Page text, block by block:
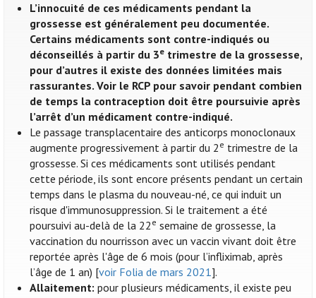
L’innocuité de ces médicaments pendant la
grossesse est généralement peu documentée.
Certains médicaments sont contre-indiqués ou
déconseillés à partir du 3e trimestre de la grossesse,
pour d’autres il existe des données limitées mais
rassurantes. Voir le RCP pour savoir pendant combien
de temps la contraception doit être poursuivie après
l’arrêt d’un médicament contre-indiqué.
Le passage transplacentaire des anticorps monoclonaux
augmente progressivement à partir du 2 e trimestre de la
grossesse. Si ces médicaments sont utilisés pendant
cette période, ils sont encore présents pendant un certain
temps dans le plasma du nouveau-né, ce qui induit un
risque d'immunosuppression. Si le traitement a été
poursuivi au-delà de la 22 e semaine de grossesse, la
vaccination du nourrisson avec un vaccin vivant doit être
reportée après l'âge de 6 mois (pour l’infliximab, après
l’âge de 1 an) [voir Folia de mars 2021].
Allaitement: pour plusieurs médicaments, il existe peu